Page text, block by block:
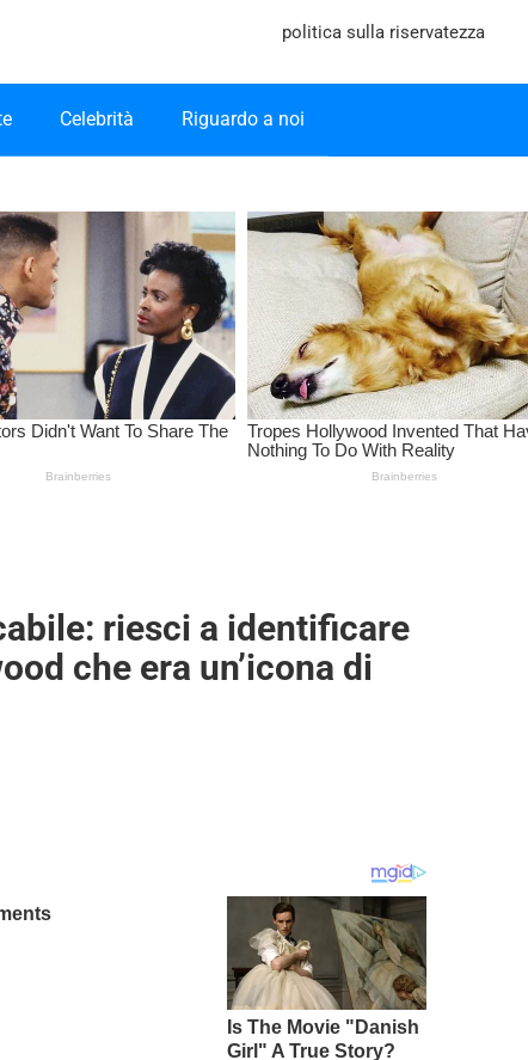
politica sulla riservatezza
Celebrità Riguardo a noi
riesci a identificare
che era un’icona di